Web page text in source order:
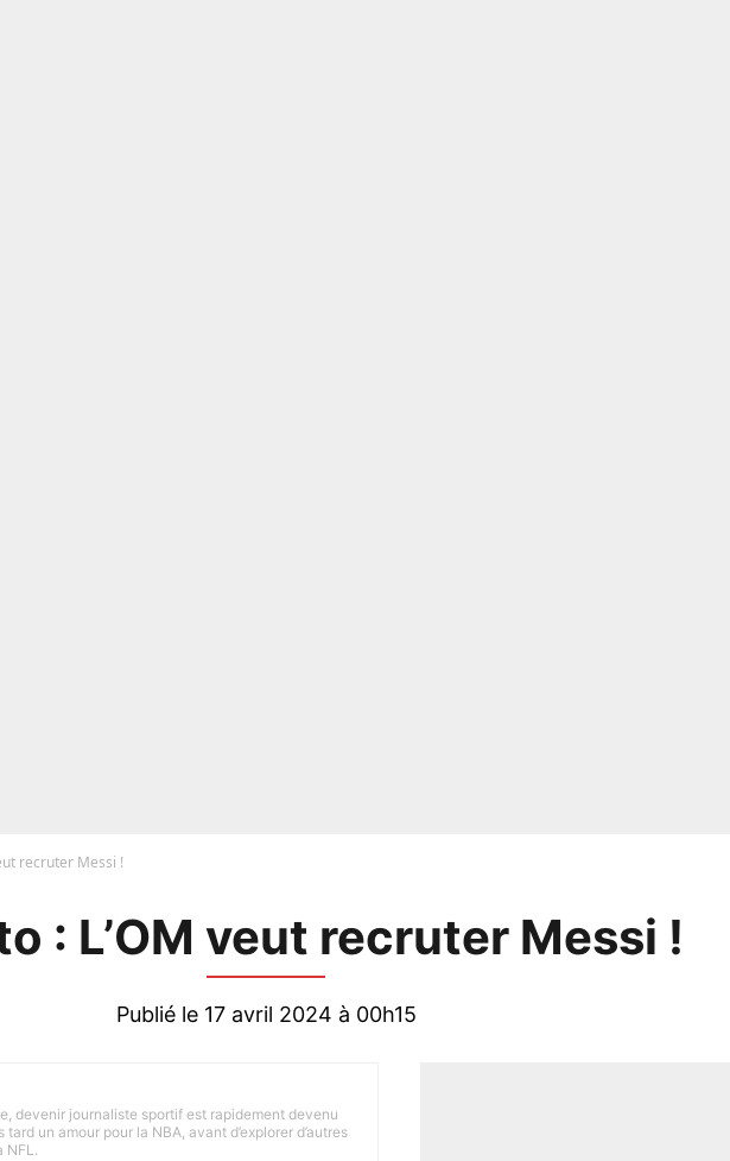
recruter Messi !
: L’OM veut recruter Messi !
Publié le 17 avril 2024 à 00h15
devenir journaliste sportif est rapidement devenu
un amour pour la NBA, avant d’explorer d’autres
NFL.